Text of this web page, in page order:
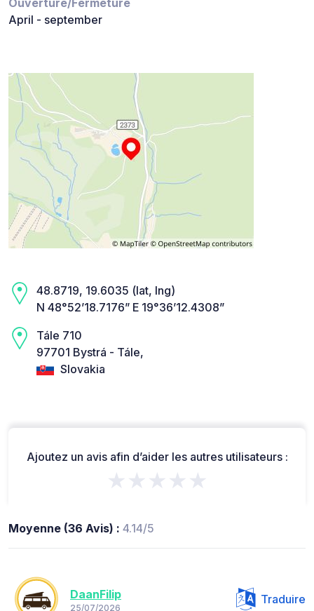
April - september
48.8719, 19.6035 (lat, lng)
N 48°52’18.7176” E 19°36’12.4308”
Tále 710
97701 Bystrá - Tále,
Slovakia
Ajoutez un avis afin d’aider les autres utilisateurs :
★★★★★
Moyenne (36 Avis) : 4.14/5
DaanFilip
25/07/2026
Traduire